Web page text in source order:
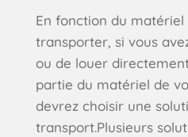
En fonction du matériel
transporter, si vous
ou de louer
partie du matériel de
devrez choisir une
transport.Plusieurs